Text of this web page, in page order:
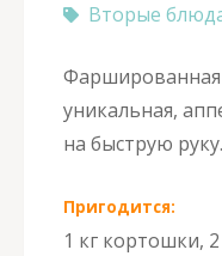
Вторые
уникальная,
на быструю руку.
Пригодится:
1 кг кортошки,